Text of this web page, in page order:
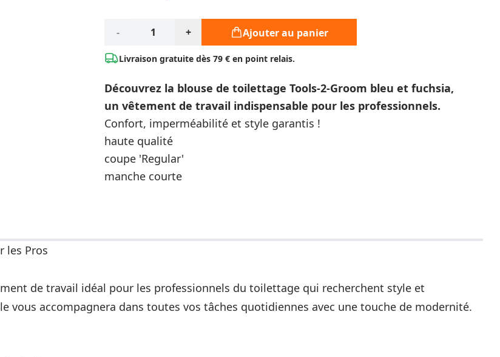
- + Ajouter au panier
Livraison gratuite dès 79 € en point relais.
Découvrez la blouse de toilettage Tools-2-Groom bleu et fuchsia,
un vêtement de travail indispensable pour les professionnels.
Confort, imperméabilité et style garantis !
haute qualité
coupe 'Regular'
manche courte
les Pros
de travail idéal pour les professionnels du toilettage qui recherchent style et
accompagnera dans toutes vos tâches quotidiennes avec une touche de modernité.